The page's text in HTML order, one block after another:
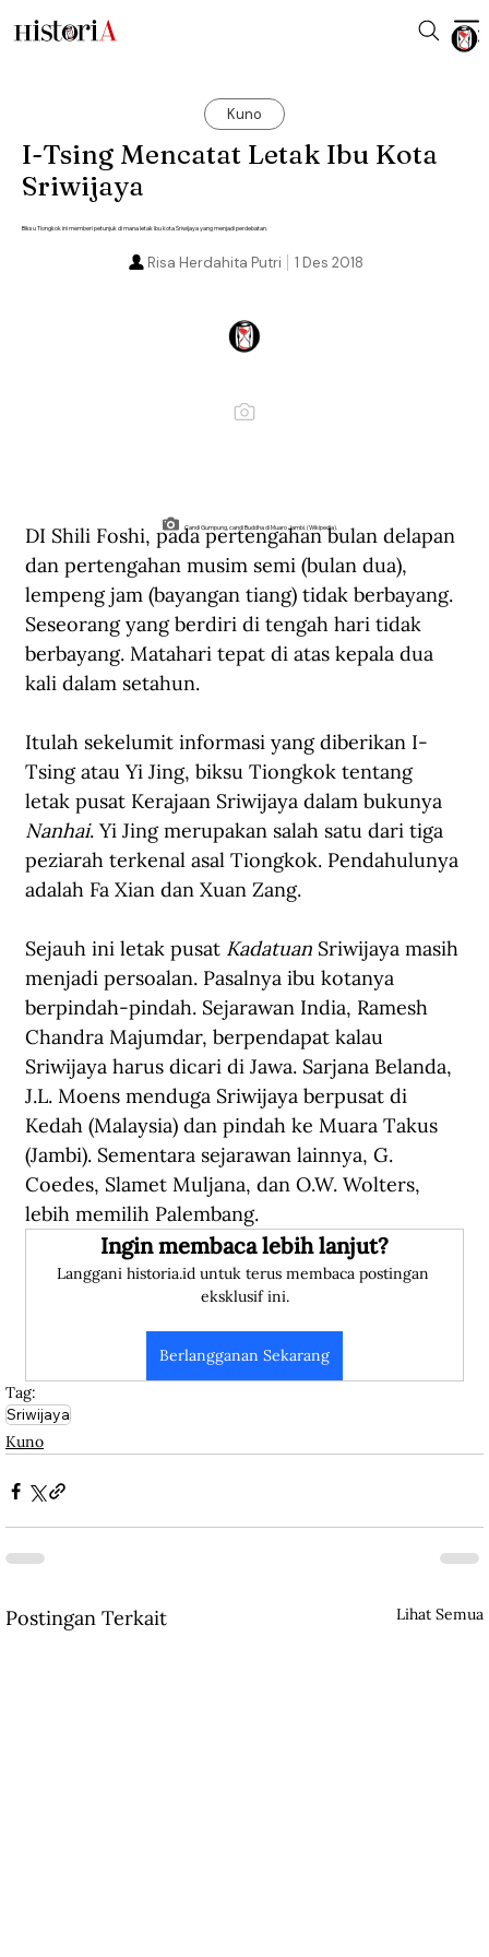
Kuno
I-Tsing Mencatat Letak Ibu Kota
Sriwijaya
Biksu Tiongkok ini memberi petunjuk di mana letak ibu kota Sriwijaya yang menjadi perdebatan.
1 Des 2018
Risa Herdahita Putri
Candi Gumpung, candi Buddha di Muaro Jambi. (Wikipedia).
DI Shili Foshi, pada pertengahan bulan delapan
dan pertengahan musim semi (bulan dua),
lempeng jam (bayangan tiang) tidak berbayang.
Seseorang yang berdiri di tengah hari tidak
berbayang. Matahari tepat di atas kepala dua
kali dalam setahun.
Itulah sekelumit informasi yang diberikan I-
Tsing atau Yi Jing, biksu Tiongkok tentang
letak pusat Kerajaan Sriwijaya dalam bukunya
Nanhai. Yi Jing merupakan salah satu dari tiga
peziarah terkenal asal Tiongkok. Pendahulunya
adalah Fa Xian dan Xuan Zang.
Sejauh ini letak pusat Kadatuan Sriwijaya masih
menjadi persoalan. Pasalnya ibu kotanya
berpindah-pindah. Sejarawan India, Ramesh
Chandra Majumdar, berpendapat kalau
Sriwijaya harus dicari di Jawa. Sarjana Belanda,
J.L. Moens menduga Sriwijaya berpusat di
Kedah (Malaysia) dan pindah ke Muara Takus
(Jambi). Sementara sejarawan lainnya, G.
Coedes, Slamet Muljana, dan O.W. Wolters,
lebih memilih Palembang.
Ingin membaca lebih lanjut?
Langgani historia.id untuk terus membaca postingan
eksklusif ini.
Berlangganan Sekarang
Tag:
Sriwijaya
Kuno
Postingan Terkait Lihat Semua